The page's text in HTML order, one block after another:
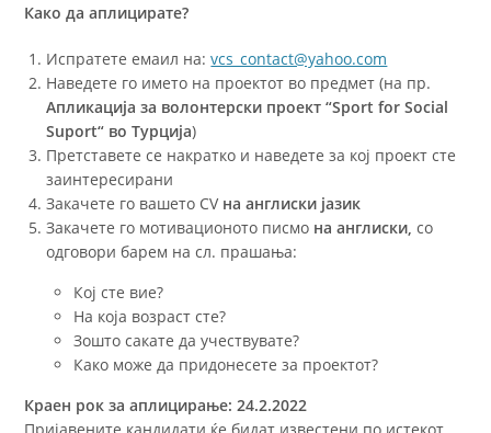
Како да аплицирате?
Испратете емаил на:vcs_contact@yahoo.com
Наведете го името на проектот во предмет (на пр.
Апликација за волонтерски проект “Sport for Social
Suport“ во Турција)
Претставете се накратко и наведете за кој проект сте
заинтересирани
Закачете го вашето CV на англиски јазик
Закачете го мотивационото писмо на англиски,со
одговори барем на сл. прашања:
Кој сте вие?
На која возраст сте?
Зошто сакате да учествувате?
Како може да придонесете за проектот?
Краен рок за аплицирање:24.2.2022
Пријавените кандидати ќе бидат известени по истекот